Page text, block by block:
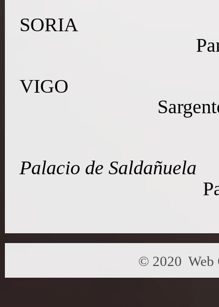
SORIA
VIGO
Palacio de Saldañuela
© 2020 Web